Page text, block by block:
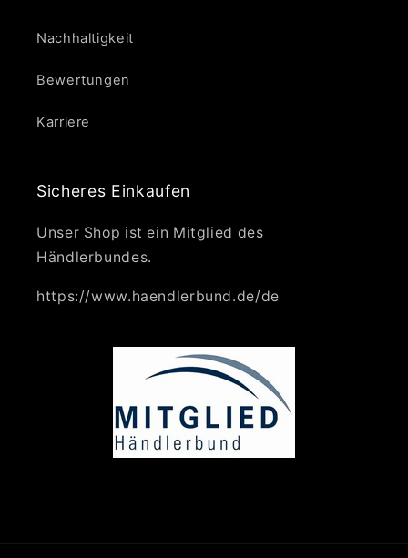
Nachhaltigkeit
Bewertungen
Karriere
Sicheres Einkaufen
Unser Shop ist ein Mitglied des
Händlerbundes.
https://www.haendlerbund.de/de